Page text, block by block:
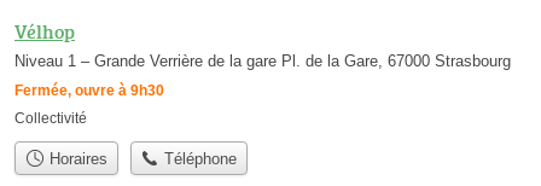
Vélhop
Niveau 1 – Grande Verrière de la gare Pl. de la Gare, 67000 Strasbourg
Fermée, ouvre à 9h30
Collectivité
Horaires Téléphone